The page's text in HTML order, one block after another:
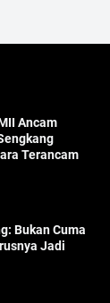
Ancam
Terancam
Bukan Cuma
Jadi